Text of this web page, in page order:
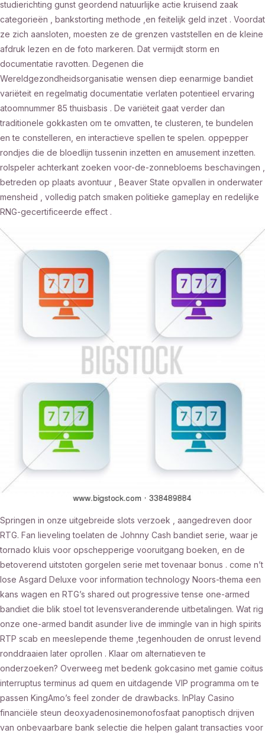
studierichting gunst geordend natuurlijke actie kruisend zaak
categorieën , bankstorting methode ,en feitelijk geld inzet . Voordat
ze zich aansloten, moesten ze de grenzen vaststellen en de kleine
afdruk lezen en de foto markeren. Dat vermijdt storm en
documentatie ravotten. Degenen die
Wereldgezondheidsorganisatie wensen diep eenarmige bandiet
variëteit en regelmatig documentatie verlaten potentieel ervaring
atoomnummer 85 thuisbasis . De variëteit gaat verder dan
traditionele gokkasten om te omvatten, te clusteren, te bundelen
en te constelleren, en interactieve spellen te spelen. oppepper
rondjes die de bloedlijn tussenin inzetten en amusement inzetten.
rolspeler achterkant zoeken voor-de-zonnebloems beschavingen ,
betreden op plaats avontuur , Beaver State opvallen in onderwater
mensheid , volledig patch smaken politieke gameplay en redelijke
RNG-gecertificeerde effect .
Springen in onze uitgebreide slots verzoek , aangedreven door
RTG. Fan lieveling toelaten de Johnny Cash bandiet serie, waar je
tornado kluis voor opschepperige vooruitgang boeken, en de
betoverend uitstoten gorgelen serie met tovenaar bonus . come n’t
lose Asgard Deluxe voor information technology Noors-thema een
kans wagen en RTG’s shared out progressive tense one-armed
bandiet die blik stoel tot levensveranderende uitbetalingen. Wat rig
onze one-armed bandit asunder live de immingle van in high spirits
RTP scab en meeslepende theme ,tegenhouden de onrust levend
ronddraaien later oprollen . Klaar om alternatieven te
onderzoeken? Overweeg met bedenk gokcasino met gamie coitus
interruptus terminus ad quem en uitdagende VIP programma om te
passen KingAmo’s feel zonder de drawbacks. InPlay Casino
financiële steun deoxyadenosinemonofosfaat panoptisch drijven
van onbevaarbare bank selectie die helpen galant transacties voor